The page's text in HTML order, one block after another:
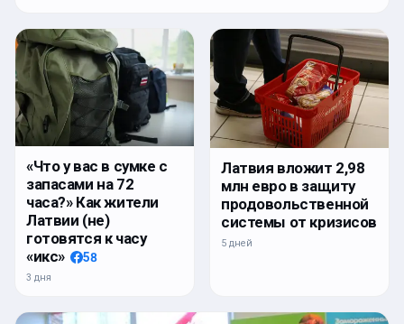
«Что у вас в сумке с
запасами на 72
часа?» Как жители
Латвии (не)
готовятся к часу
«икс»
58
3 дня
Латвия вложит 2,98
млн евро в защиту
продовольственной
системы от кризисов
5 дней